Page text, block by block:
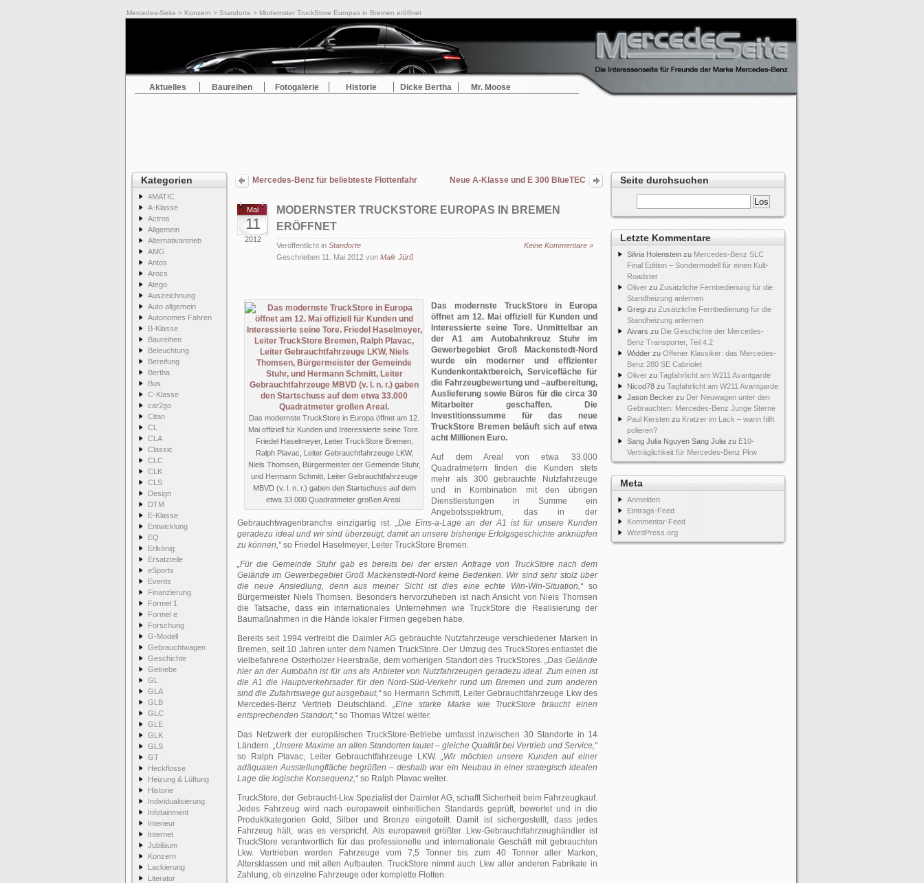
Mercedes-Seite > Konzern > Standorte > Modernster TruckStore Europas in Bremen eröffnet
Aktuelles Baureihen Fotogalerie Historie Dicke Bertha Mr. Moose
Kategorien
4MATIC
A-Klasse
Actros
Allgemein
Alternativantrieb
AMG
Antos
Arocs
Atego
Auszeichnung
Auto allgemein
Autonomes Fahren
B-Klasse
Baureihen
Beleuchtung
Bereifung
Bertha
Bus
C-Klasse
car2go
Citan
CL
CLA
Classic
CLC
CLK
CLS
Design
DTM
E-Klasse
Entwicklung
EQ
Erlkönig
Ersatzteile
eSports
Events
Finanzierung
Formel 1
Formel e
Forschung
G-Modell
Gebrauchtwagen
Geschichte
Getriebe
GL
GLA
GLB
GLC
GLE
GLK
GLS
GT
Heckflosse
Heizung & Lüftung
Historie
Individualisierung
Infotainment
Interieur
Internet
Jubiläum
Konzern
Lackierung
Literatur
Seite durchsuchen
Letzte Kommentare
Silvia Holenstein zu Mercedes-Benz SLC
Final Edition – Sondermodell für einen Kult-
Roadster
Oliver zu Zusätzliche Fernbedienung für die
Standheizung anlernen
Gregi zu Zusätzliche Fernbedienung für die
Standheizung anlernen
Aivars zu Die Geschichte der Mercedes-
Benz Transporter, Teil 4.2
Widder zu Offener Klassiker: das Mercedes-
Benz 280 SE Cabriolet
Oliver zu Tagfahrlicht am W211 Avantgarde
Nicod78 zu Tagfahrlicht am W211 Avantgarde
Jason Becker zu Der Neuwagen unter den
Gebrauchten: Mercedes-Benz Junge Sterne
Paul Kersten zu Kratzer im Lack – wann hilft
polieren?
Sang Julia Nguyen Sang Julia zu E10-
Verträglichkeit für Mercedes-Benz Pkw
Meta
Anmelden
Eintrags-Feed
Kommentar-Feed
WordPress.org
Mercedes-Benz für beliebteste Flottenfahrzeuge mit dem „Flottina“ Award ausgezeichnet
Neue A-Klasse und E 300 BlueTEC
Mai
11
2012
MODERNSTER TRUCKSTORE EUROPAS IN BREMEN
ERÖFFNET
Veröffentlicht in Standorte
Keine Kommentare »
Geschrieben 11. Mai 2012 von Maik Jürß
Das modernste TruckStore in Europa öffnet am 12.
Mai offiziell für Kunden und Interessierte seine Tore.
Friedel Haselmeyer, Leiter TruckStore Bremen,
Ralph Plavac, Leiter Gebrauchtfahrzeuge LKW,
Niels Thomsen, Bürgermeister der Gemeinde Stuhr,
und Hermann Schmitt, Leiter Gebrauchtfahrzeuge
MBVD (v. l. n. r.) gaben den Startschuss auf dem
etwa 33.000 Quadratmeter großen Areal.
Das modernste TruckStore in Europa
öffnet am 12. Mai offiziell für Kunden und
Interessierte seine Tore. Unmittelbar an
der A1 am Autobahnkreuz Stuhr im
Gewerbegebiet Groß Mackenstedt-Nord
wurde ein moderner und effizienter
Kundenkontaktbereich, Servicefläche für
die Fahrzeugbewertung und –aufbereitung,
Auslieferung sowie Büros für die circa 30
Mitarbeiter geschaffen. Die
Investitionssumme für das neue
TruckStore Bremen beläuft sich auf etwa
acht Millionen Euro.
Auf dem Areal von etwa 33.000
Quadratmetern finden die Kunden stets
mehr als 300 gebrauchte Nutzfahrzeuge
und in Kombination mit den übrigen
Dienstleistungen in Summe ein
Angebotsspektrum, das in der
Gebrauchtwagenbranche einzigartig ist. „Die Eins-a-Lage an der A1 ist für unsere Kunden
geradezu ideal und wir sind überzeugt, damit an unsere bisherige Erfolgsgeschichte anknüpfen
zu können,“so Friedel Haselmeyer, Leiter TruckStore Bremen.
„Für die Gemeinde Stuhr gab es bereits bei der ersten Anfrage von TruckStore nach dem
Gelände im Gewerbegebiet Groß Mackenstedt-Nord keine Bedenken. Wir sind sehr stolz über
die neue Ansiedlung, denn aus meiner Sicht ist dies eine echte Win-Win-Situation,“so
Bürgermeister Niels Thomsen. Besonders hervorzuheben ist nach Ansicht von Niels Thomsen
die Tatsache, dass ein internationales Unternehmen wie TruckStore die Realisierung der
Baumaßnahmen in die Hände lokaler Firmen gegeben habe.
Bereits seit 1994 vertreibt die Daimler AG gebrauchte Nutzfahrzeuge verschiedener Marken in
Bremen, seit 10 Jahren unter dem Namen TruckStore. Der Umzug des TruckStores entlastet die
vielbefahrene Osterholzer Heerstraße, dem vorherigen Standort des TruckStores.„Das Gelände
hier an der Autobahn ist für uns als Anbieter von Nutzfahrzeugen geradezu ideal. Zum einen ist
die A1 die Hauptverkehrsader für den Nord-Süd-Verkehr rund um Bremen und zum anderen
sind die Zufahrtswege gut ausgebaut,“so Hermann Schmitt, Leiter Gebrauchtfahrzeuge Lkw des
Mercedes-Benz Vertrieb Deutschland.„Eine starke Marke wie TruckStore braucht einen
entsprechenden Standort,“so Thomas Witzel weiter.
Das Netzwerk der europäischen TruckStore-Betriebe umfasst inzwischen 30 Standorte in 14
Ländern. „Unsere Maxime an allen Standorten lautet – gleiche Qualität bei Vertrieb und Service,“
so Ralph Plavac, Leiter Gebrauchtfahrzeuge LKW.„Wir möchten unsere Kunden auf einer
adäquaten Ausstellungfläche begrüßen – deshalb war ein Neubau in einer strategisch idealen
Lage die logische Konsequenz,“so Ralph Plavac weiter.
TruckStore, der Gebraucht-Lkw Spezialist der Daimler AG, schafft Sicherheit beim Fahrzeugkauf.
Jedes Fahrzeug wird nach europaweit einheitlichen Standards geprüft, bewertet und in die
Produktkategorien Gold, Silber und Bronze eingeteilt. Damit ist sichergestellt, dass jedes
Fahrzeug hält, was es verspricht. Als europaweit größter Lkw-Gebrauchtfahrzeughändler ist
TruckStore verantwortlich für das professionelle und internationale Geschäft mit gebrauchten
Lkw. Vertrieben werden Fahrzeuge vom 7,5 Tonner bis zum 40 Tonner aller Marken,
Altersklassen und mit allen Aufbauten. TruckStore nimmt auch Lkw aller anderen Fabrikate in
Zahlung, ob einzelne Fahrzeuge oder komplette Flotten.